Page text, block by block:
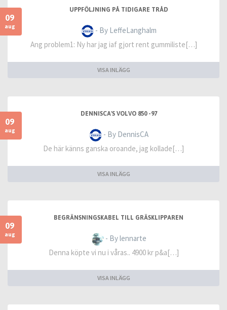
09
aug
UPPFÖLJNING PÅ TIDIGARE TRÅD
- By LeffeLanghalm
Ang problem1: Ny har jag iaf gjort rent gummiliste[…]
VISA INLÄGG
09
aug
DENNISCA'S VOLVO 850 -97
- By DennisCA
De här känns ganska oroande, jag kollade[…]
VISA INLÄGG
09
aug
BEGRÄNSNINGSKABEL TILL GRÄSKLIPPAREN
- By lennarte
Denna köpte vi nu i våras.. 4900 kr p&a[…]
VISA INLÄGG